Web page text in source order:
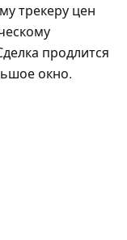
трекеру цен
продлится
окно.